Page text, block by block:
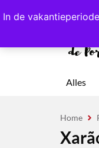
In de
4,8/
Alles
Home